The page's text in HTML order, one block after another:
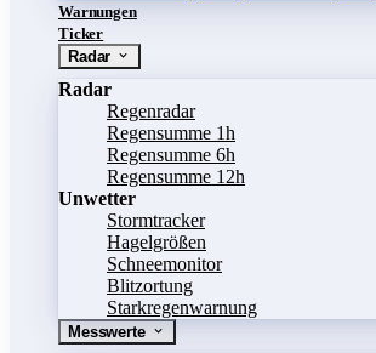
Warnungen
Ticker
Radar
Radar
Regenradar
Regensumme 1h
Regensumme 6h
Regensumme 12h
Unwetter
Stormtracker
Hagelgrößen
Schneemonitor
Blitzortung
Starkregenwarnung
Messwerte